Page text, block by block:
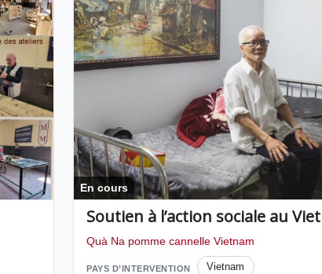
En cours
Soutien à l’action sociale au
Quà Na pomme cannelle Vietnam
PAYS D’INTERVENTION Vietnam